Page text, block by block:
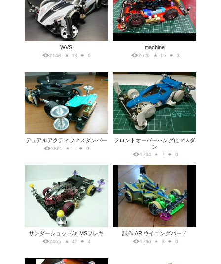
WVS
2148 13 0
machine
2626 15 3
デュアルアクティブマスダンパー
1865 5 0
フロントオーバーハングにマスダ
ン
1734 7 0
サンダーショットJr. MSフレキ
2465 42 4
試作 AR ウイニングバード
1730 3 0